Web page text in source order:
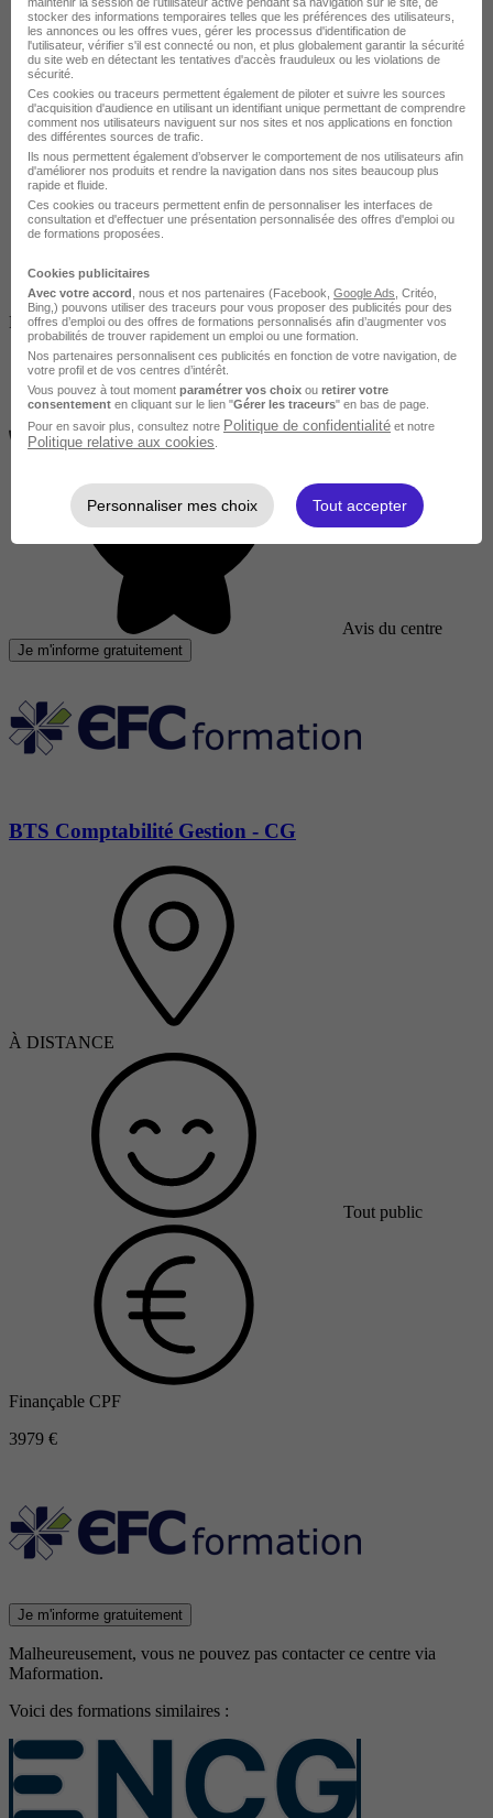
Tout public
Finançable CPF
Avis du centre
Je m'informe gratuitement
BTS Comptabilité Gestion - CG
À DISTANCE
Tout public
Finançable CPF
3979 €
Je m'informe gratuitement
Malheureusement, vous ne pouvez pas contacter ce centre via
Maformation.
Voici des formations similaires :
stocker des informations temporaires telles que les préférences des utilisateurs,
les annonces ou les offres vues, gérer les processus d'identification de
l'utilisateur, vérifier s'il est connecté ou non, et plus globalement garantir la sécurité
du site web en détectant les tentatives d'accès frauduleux ou les violations de
sécurité.
Ces cookies ou traceurs permettent également de piloter et suivre les sources
d'acquisition d'audience en utilisant un identifiant unique permettant de comprendre
comment nos utilisateurs naviguent sur nos sites et nos applications en fonction
des différentes sources de trafic.
Ils nous permettent également d’observer le comportement de nos utilisateurs afin
d'améliorer nos produits et rendre la navigation dans nos sites beaucoup plus
rapide et fluide.
Ces cookies ou traceurs permettent enfin de personnaliser les interfaces de
consultation et d'effectuer une présentation personnalisée des offres d'emploi ou
de formations proposées.
Cookies publicitaires
Avec votre accord , nous et nos partenaires (Facebook, Google Ads , Critéo,
Bing,) pouvons utiliser des traceurs pour vous proposer des publicités pour des
offres d’emploi ou des offres de formations personnalisés afin d’augmenter vos
probabilités de trouver rapidement un emploi ou une formation.
Nos partenaires personnalisent ces publicités en fonction de votre navigation, de
votre profil et de vos centres d’intérêt.
Vous pouvez à tout moment paramétrer vos choix ou retirer votre
consentement en cliquant sur le lien "Gérer les traceurs" en bas de page.
Pour en savoir plus, consultez notre Politique de confidentialité et notre
Politique relative aux cookies
Personnaliser mes choix Tout accepter